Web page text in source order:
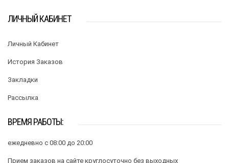
ЛИЧНЫЙ КАБИНЕТ
Личный Кабинет
История Заказов
Закладки
Рассылка
ВРЕМЯ РАБОТЫ:
ежедневно с 08:00 до 20:00
Прием заказов на сайте круглосуточно без выходных